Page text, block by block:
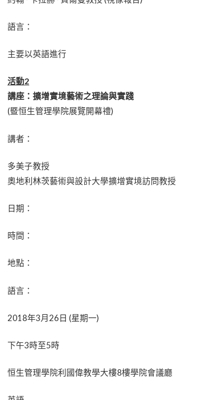
語言：
主要以英語進行
活動2
講座：擴增實境藝術之理論與實踐
(暨恒生管理學院展覽開幕禮)
講者：
多美子教授
奧地利林茨藝術與設計大學擴增實境訪問教授
日期：
時間：
地點：
語言：
2018年3月26日 (星期一)
下午3時至5時
恒生管理學院利國偉教學大樓8樓學院會議廳